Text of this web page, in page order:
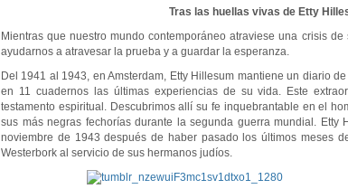
Tras las huellas vivas de Etty
Mientras que nuestro mundo contemporáneo atraviese una crisis
ayudarnos a atravesar la prueba y a guardar la esperanza.
Del 1941 al 1943, en Amsterdam, Etty Hillesum mantiene un diario
en 11 cuadernos las últimas experiencias de su vida. Este
testamento espiritual. Descubrimos allí su fe inquebrantable en el
sus más negras fechorías durante la segunda guerra mundial. Etty
noviembre de 1943 después de haber pasado los últimos meses
Westerbork al servicio de sus hermanos judíos.